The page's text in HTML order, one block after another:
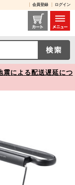
会員登録 ログイン
カーワーク【メモリダイレクト】
による配送遅延につ